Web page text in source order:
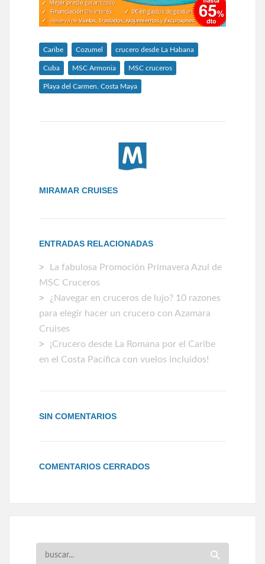
Caribe Cozumel crucero desde La Habana
Cuba MSC Armonia MSC cruceros
Playa del Carmen. Costa Maya
MIRAMAR CRUISES
ENTRADAS RELACIONADAS
La fabulosa Promoción Primavera Azul de
MSC Cruceros
¿Navegar en cruceros de lujo? 10 razones
para elegir hacer un crucero con Azamara
Cruises
¡Crucero desde La Romana por el Caribe
en el Costa Pacífica con vuelos incluidos!
SIN COMENTARIOS
COMENTARIOS CERRADOS